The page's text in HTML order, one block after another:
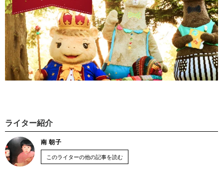
ライター紹介
南 朝子
このライターの他の記事を読む